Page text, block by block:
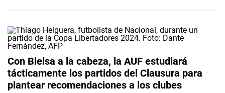
Con Bielsa a la cabeza, la AUF estudiará
tácticamente los partidos del Clausura para
plantear recomendaciones a los clubes